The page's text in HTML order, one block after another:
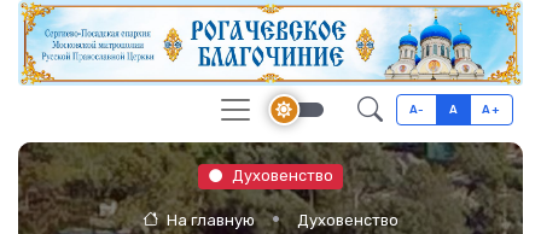
A- A A+
Духовенство
На главную Духовенство